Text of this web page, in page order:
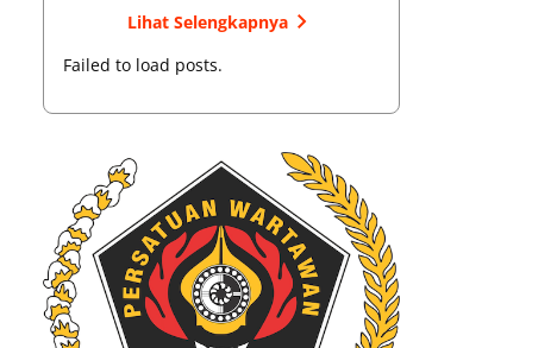
Lihat Selengkapnya
Failed to load posts.